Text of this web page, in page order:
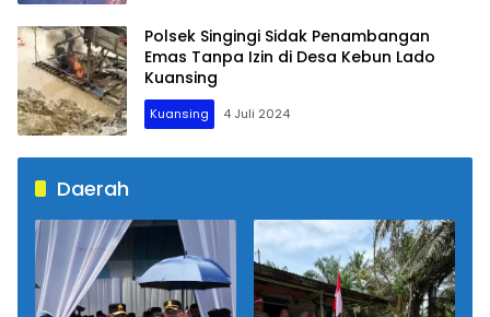
Polsek Singingi Sidak Penambangan
Emas Tanpa Izin di Desa Kebun Lado
Kuansing
Kuansing 4 Juli 2024
Daerah